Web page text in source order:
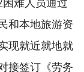
难人员通过
和本地旅游资
现就近就地就
接签订《劳务